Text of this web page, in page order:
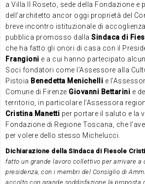
a Villa Il Roseto, sede della Fondazione e
dell’architetto ancor oggi proprietà del
breve incontro istituzionale di
pubblica promosso dalla Sindaca di
che ha fatto gli onori di casa con il
Frangioni e a cui hanno partecipato
Soci fondatori come l’Assessore alla
Pistoia Benedetta Menichelli e
Comune di Firenze Giovanni Bettarini e
territorio, in particolare l’Assessora
Cristina Manetti per portare il saluto e la
Fondazione di Regione Toscana, che
per volere dello stesso Michelucci.
Dichiarazione della Sindaca di Fiesole
fatto un grande lavoro collettivo per arrivare a
presidenza, con i membri del Consiglio di
accolto con grande soddisfazione la proposta